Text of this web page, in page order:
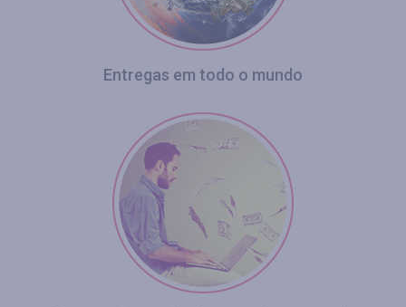
Entregas em todo o mundo